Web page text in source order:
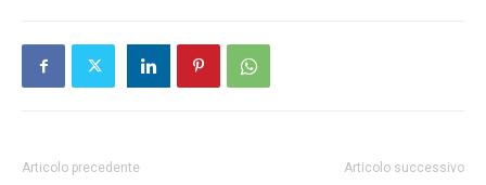
Articolo precedente Articolo successivo